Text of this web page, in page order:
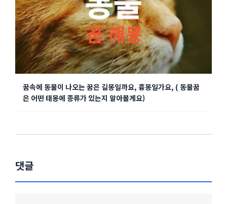
꿈속에 동물이 나오는 꿈은 길몽일까요, 흉몽일가요, ( 동물꿈
은 어떤 태몽에 종류가 있는지 알아볼게요)
댓글